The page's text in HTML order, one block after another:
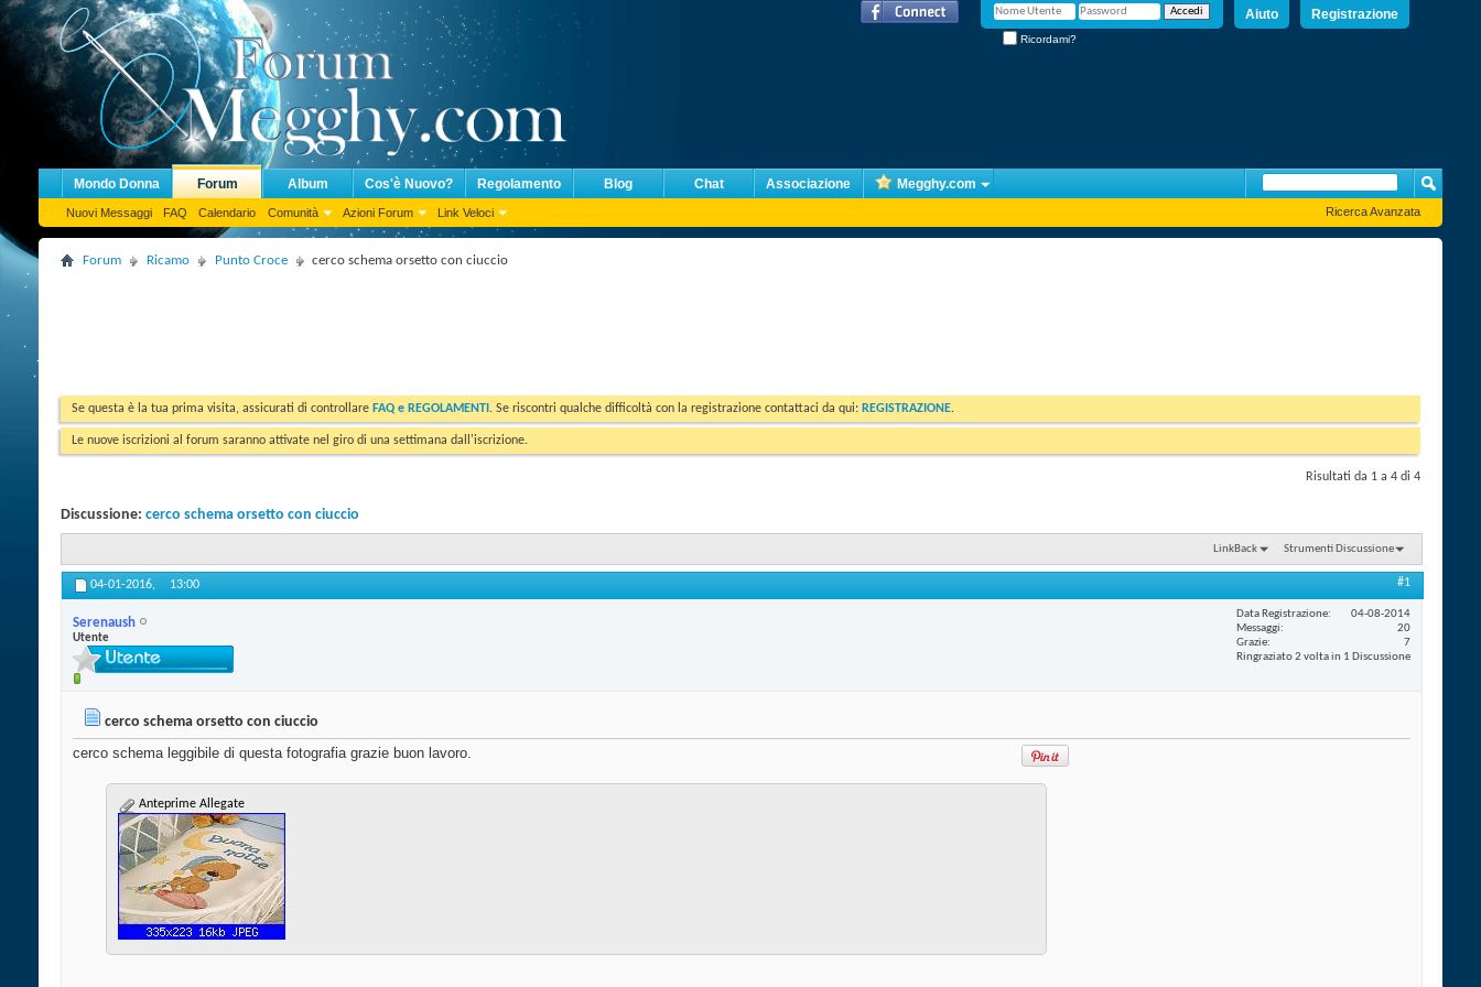
Registrazione
Aiuto
Ricordami?
Mondo Donna Forum
Nuovi Messaggi FAQ Calendario Comunità Azioni Forum Link Veloci
Album Cos'è Nuovo? Regolamento Blog Chat Associazione Megghy.com
Ricerca Avanzata
Forum Ricamo Punto Croce cerco schema orsetto con ciuccio
Se questa è la tua prima visita, assicurati di controllare FAQ e REGOLAMENTI . Se riscontri qualche difficoltà con la registrazione contattaci da qui: REGISTRAZIONE.
Le nuove iscrizioni al forum saranno attivate nel giro di una settimana dall'iscrizione.
Risultati da 1 a 4 di 4
Discussione: cerco schema orsetto con ciuccio
LinkBack Strumenti Discussione
04-01-2016, 13:00 #1
Serenaush
Utente
Data Registrazione
04-08-2014
Messaggi
20
Grazie
7
Ringraziato 2 volta in 1 Discussione
cerco schema orsetto con ciuccio
cerco schema leggibile di questa fotografia grazie buon lavoro.
Anteprime Allegate